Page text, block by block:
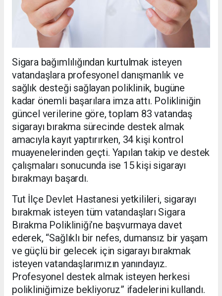
Sigara bağımlılığından kurtulmak isteyen
vatandaşlara profesyonel danışmanlık ve
sağlık desteği sağlayan poliklinik, bugüne
kadar önemli başarılara imza attı. Polikliniğin
güncel verilerine göre, toplam 83 vatandaş
sigarayı bırakma sürecinde destek almak
amacıyla kayıt yaptırırken, 34 kişi kontrol
muayenelerinden geçti. Yapılan takip ve destek
çalışmaları sonucunda ise 15 kişi sigarayı
bırakmayı başardı.
Tut İlçe Devlet Hastanesi yetkilileri, sigarayı
bırakmak isteyen tüm vatandaşları Sigara
Bırakma Polikliniği’ne başvurmaya davet
ederek, “Sağlıklı bir nefes, dumansız bir yaşam
ve güçlü bir gelecek için sigarayı bırakmak
isteyen vatandaşlarımızın yanındayız.
Profesyonel destek almak isteyen herkesi
polikliniğimize bekliyoruz” ifadelerini kullandı.